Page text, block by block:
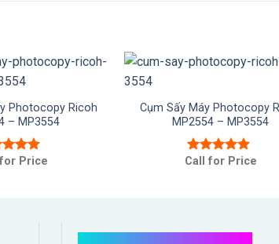
Photocopy Ricoh
– MP3554
xếpPrice
Cụm Sấy Máy Photocopy
MP2554 – MP3554
Được xếp
Call for Price